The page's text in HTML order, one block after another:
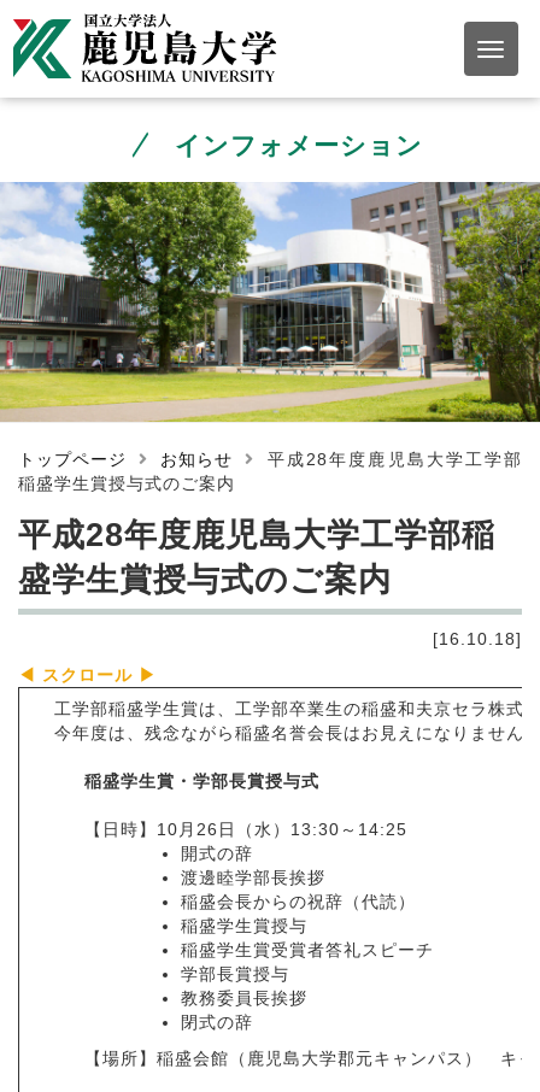
インフォメーション
トップページ お知らせ
平成28年度鹿児島大学工学部
稲盛学生賞授与式のご案内
平成28年度鹿児島大学工学部稲
盛学生賞授与式のご案内
[16.10.18]
工学部稲盛学生賞は、工学部卒業生の稲盛和夫京セラ株式
今年度は、残念ながら稲盛名誉会長はお見えになりません
稲盛学生賞・学部長賞授与式
【日時】10月26日（水）13:30～14:25
開式の辞
渡邊睦学部長挨拶
稲盛会長からの祝辞（代読）
稲盛学生賞授与
稲盛学生賞受賞者答礼スピーチ
学部長賞授与
教務委員長挨拶
閉式の辞
【場所】稲盛会館（鹿児島大学郡元キャンパス） キ